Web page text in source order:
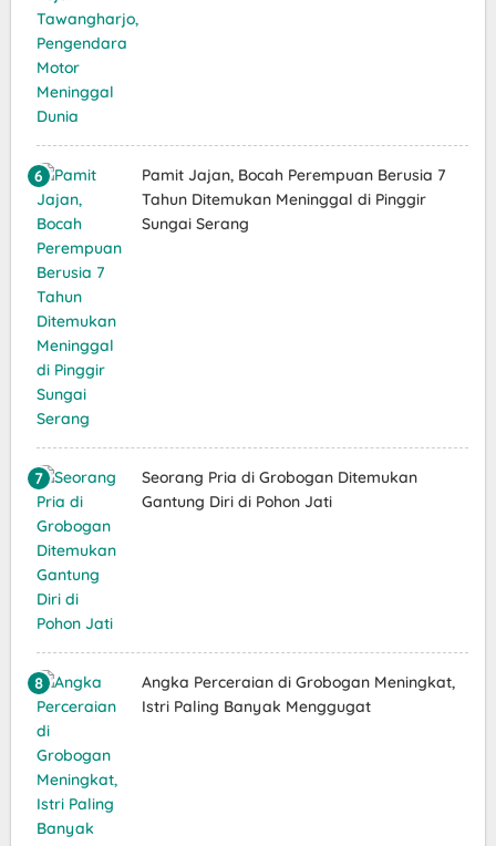
Pamit Jajan, Bocah Perempuan Berusia 7
Tahun Ditemukan Meninggal di Pinggir
Sungai Serang
Seorang Pria di Grobogan Ditemukan
Gantung Diri di Pohon Jati
Angka Perceraian di Grobogan Meningkat,
Istri Paling Banyak Menggugat